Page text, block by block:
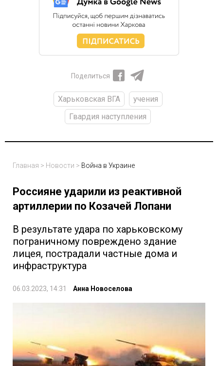
Поделиться
Харьковская ВГА
учения
Гвардия наступления
Главная > Новости > Война в Украине
Россияне ударили из реактивной
артиллерии по Козачей Лопани
В результате удара по харьковскому
пограничному повреждено здание
лицея, пострадали частные дома и
инфраструктура
06.03.2023, 14:31 Анна Новоселова